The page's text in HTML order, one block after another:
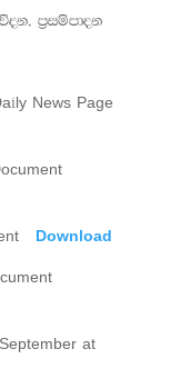
, ප්‍රසම්පාදන
News Page
Download
at